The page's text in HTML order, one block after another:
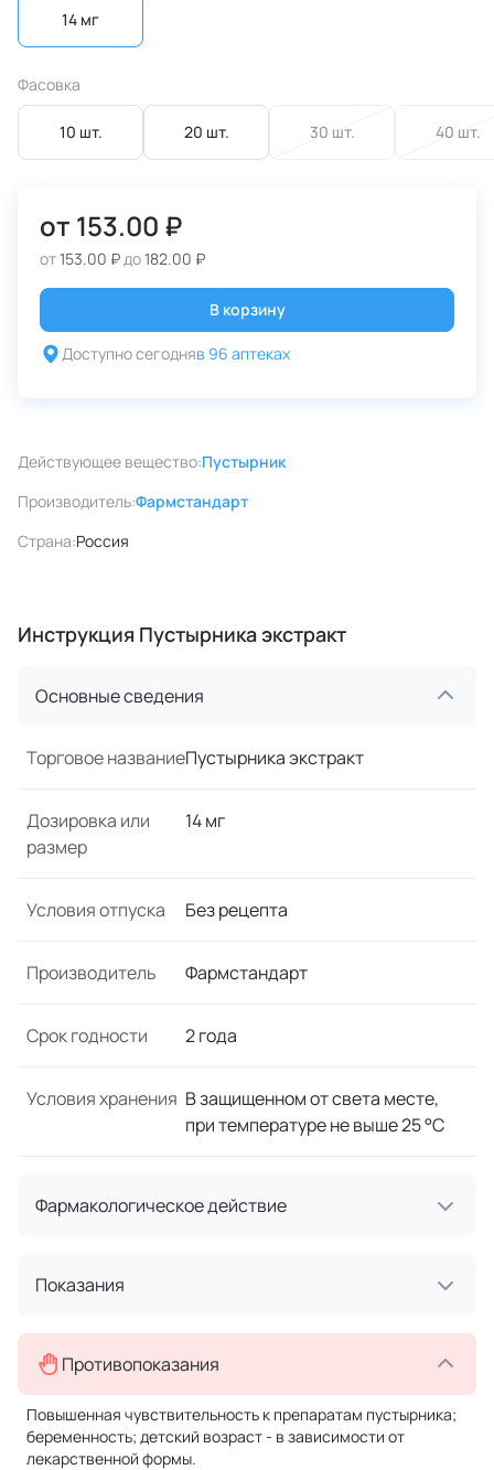
14 мг
Фасовка
10 шт. 20 шт. 30 шт. 40 шт.
от 153.00 ₽
от153.00 ₽до182.00 ₽
В корзину
Доступно сегодняв 96 аптеках
Действующее вещество:Пустырник
Производитель:Фармстандарт
Страна:Россия
Инструкция Пустырника экстракт
Основные сведения
Торговое названиеПустырника экстракт
Дозировка или
размер
14 мг
Условия отпуска Без рецепта
Производитель Фармстандарт
Срок годности 2 года
Условия хранения В защищенном от света месте,
при температуре не выше 25 °C
Фармакологическое действие
Показания
Противопоказания
Повышенная чувствительность к препаратам пустырника;
беременность; детский возраст - в зависимости от
лекарственной формы.